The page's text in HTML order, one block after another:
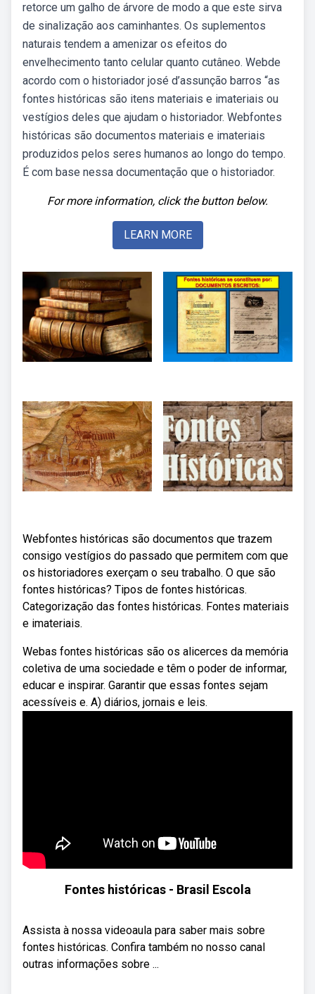
retorce um galho de árvore de modo a que este sirva
de sinalização aos caminhantes. Os suplementos
naturais tendem a amenizar os efeitos do
envelhecimento tanto celular quanto cutâneo. Webde
acordo com o historiador josé d’assunção barros “as
fontes históricas são itens materiais e imateriais ou
vestígios deles que ajudam o historiador. Webfontes
históricas são documentos materiais e imateriais
produzidos pelos seres humanos ao longo do tempo.
É com base nessa documentação que o historiador.
For more information, click the button below.
LEARN MORE
Webfontes históricas são documentos que trazem
consigo vestígios do passado que permitem com que
os historiadores exerçam o seu trabalho. O que são
fontes históricas? Tipos de fontes históricas.
Categorização das fontes históricas. Fontes materiais
e imateriais.
Webas fontes históricas são os alicerces da memória
coletiva de uma sociedade e têm o poder de informar,
educar e inspirar. Garantir que essas fontes sejam
acessíveis e. A) diários, jornais e leis.
Fontes históricas - Brasil Escola
Assista à nossa videoaula para saber mais sobre
fontes históricas. Confira também no nosso canal
outras informações sobre ...